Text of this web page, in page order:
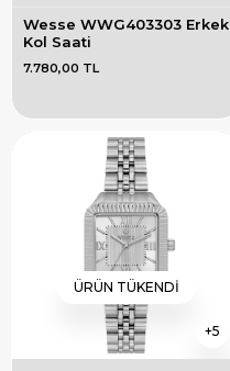
Wesse WWG403303 Erkek
Kol Saati
7.780,00 TL
5
ÜRÜN TÜKENDI